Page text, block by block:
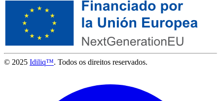
© 2025 Idiliq™. Todos os direitos reservados.